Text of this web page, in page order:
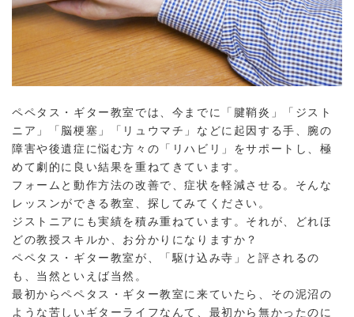
ペペタス・ギター教室では、今までに「腱鞘炎」「ジスト
ニア」「脳梗塞」「リュウマチ」などに起因する手、腕の
障害や後遺症に悩む方々の「リハビリ」をサポートし、極
めて劇的に良い結果を重ねてきています。
フォームと動作方法の改善で、症状を軽減させる。そんな
レッスンができる教室、探してみてください。
ジストニアにも実績を積み重ねています。それが、どれほ
どの教授スキルか、お分かりになりますか？
ペペタス・ギター教室が、「駆け込み寺」と評されるの
も、当然といえば当然。
最初からペペタス・ギター教室に来ていたら、その泥沼の
ような苦しいギターライフなんて、最初から無かったのに